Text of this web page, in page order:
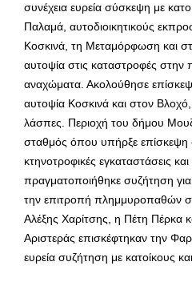
συνέχεια ευρεία σύσκεψη με
Παλαμά, αυτοδιοικητικούς
Κοσκινά, τη Μεταμόρφωση και
αυτοψία στις καταστροφές στην
αναχώματα. Ακολούθησε
αυτοψία Κοσκινά και στον
λάσπες. Περιοχή του δήμου
σταθμός όπου υπήρξε επίσκεψη
κτηνοτροφικές εγκαταστάσεις και
πραγματοποιήθηκε συζήτηση
την επιτροπή πλημμυροπαθών
Αλέξης Χαρίτσης, η Πέτη Πέρκα
Αριστεράς επισκέφτηκαν την
ευρεία συζήτηση με κατοίκους